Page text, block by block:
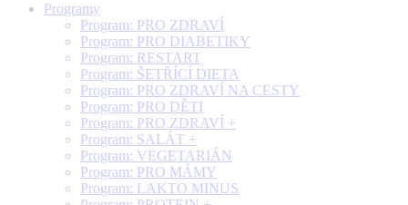
Programy
Program: PRO ZDRAVÍ
Program: PRO DIABETIKY
Program: RESTART
Program: ŠETŘÍCÍ DIETA
Program: PRO ZDRAVÍ NA CESTY
Program: PRO DĚTI
Program: PRO ZDRAVÍ +
Program: SALÁT +
Program: VEGETARIÁN
Program: PRO MÁMY
Program: LAKTO MINUS